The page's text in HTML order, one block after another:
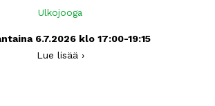
Ulkojooga
6.7.2026 klo 17:00-19:15
Lue lisää ›